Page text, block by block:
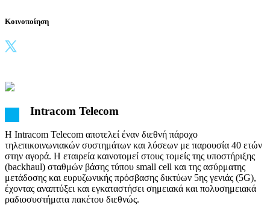
Κοινοποίηση
Intracom Telecom
H Intracom Telecom αποτελεί έναν διεθνή πάροχο
τηλεπικοινωνιακών συστημάτων και λύσεων με παρουσία 40 ετών
στην αγορά. Η εταιρεία καινοτομεί στους τομείς της υποστήριξης
(backhaul) σταθμών βάσης τύπου small cell και της ασύρματης
μετάδοσης και ευρυζωνικής πρόσβασης δικτύων 5ης γενιάς (5G),
έχοντας αναπτύξει και εγκαταστήσει σημειακά και πολυσημειακά
ραδιοσυστήματα πακέτου διεθνώς.